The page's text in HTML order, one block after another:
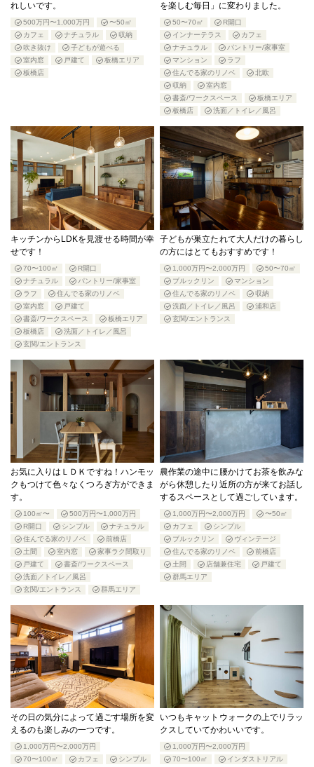
れしいです。
500万円〜1,000万円
〜50㎡
カフェ
ナチュラル
収納
吹き抜け
子どもが遊べる
室内窓
戸建て
板橋エリア
板橋店
を楽しむ毎日」に変わりました。
50〜70㎡
R開口
インナーテラス
カフェ
ナチュラル
パントリー/家事室
マンション
ラフ
住んでる家のリノベ
北欧
収納
室内窓
書斎/ワークスペース
板橋エリア
板橋店
洗面／トイレ／風呂
キッチンからLDKを見渡せる時間が幸
せです！
70〜100㎡
R開口
ナチュラル
パントリー/家事室
ラフ
住んでる家のリノベ
室内窓
戸建て
書斎/ワークスペース
板橋エリア
板橋店
洗面／トイレ／風呂
玄関/エントランス
子どもが巣立たれて大人だけの暮らし
の方にはとてもおすすめです！
1,000万円〜2,000万円
50〜70㎡
ブルックリン
マンション
住んでる家のリノベ
収納
洗面／トイレ／風呂
浦和店
玄関/エントランス
お気に入りはＬＤＫですね！ハンモッ
クもつけて色々なくつろぎ方ができま
す。
100㎡〜
500万円〜1,000万円
R開口
シンプル
ナチュラル
住んでる家のリノベ
前橋店
土間
室内窓
家事ラク間取り
戸建て
書斎/ワークスペース
洗面／トイレ／風呂
玄関/エントランス
群馬エリア
農作業の途中に腰かけてお茶を飲みな
がら休憩したり近所の方が来てお話し
するスペースとして過ごしています。
1,000万円〜2,000万円
〜50㎡
カフェ
シンプル
ブルックリン
ヴィンテージ
住んでる家のリノベ
前橋店
土間
店舗兼住宅
戸建て
群馬エリア
その日の気分によって過ごす場所を変
えるのも楽しみの一つです。
1,000万円〜2,000万円
70〜100㎡
カフェ
シンプル
いつもキャットウォークの上でリラッ
クスしていてかわいいです。
1,000万円〜2,000万円
70〜100㎡
インダストリアル